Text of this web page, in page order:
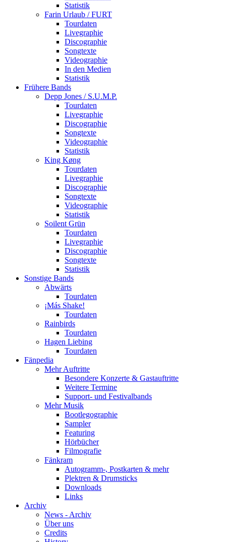
Statistik
Farin Urlaub / FURT
Tourdaten
Livegraphie
Discographie
Songtexte
Videographie
In den Medien
Statistik
Frühere Bands
Depp Jones / S.U.M.P.
Tourdaten
Livegraphie
Discographie
Songtexte
Videographie
Statistik
King Køng
Tourdaten
Livegraphie
Discographie
Songtexte
Videographie
Statistik
Soilent Grün
Tourdaten
Livegraphie
Discographie
Songtexte
Statistik
Sonstige Bands
Abwärts
Tourdaten
¡Más Shake!
Tourdaten
Rainbirds
Tourdaten
Hagen Liebing
Tourdaten
Fänpedia
Mehr Auftritte
Besondere Konzerte & Gastauftritte
Weitere Termine
Support- und Festivalbands
Mehr Musik
Bootlegographie
Sampler
Featuring
Hörbücher
Filmografie
Fänkram
Autogramm-, Postkarten & mehr
Plektren & Drumsticks
Downloads
Links
Archiv
News - Archiv
Über uns
Credits